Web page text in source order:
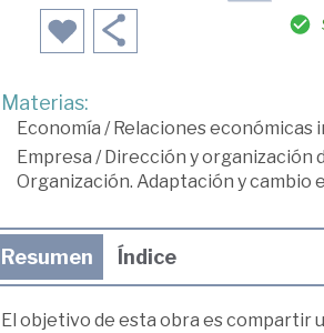
Materias:
Economía /Relaciones económicas
Empresa /Dirección y organización
Organización. Adaptación y cambio
Resumen Índice
El objetivo de esta obra es compartir